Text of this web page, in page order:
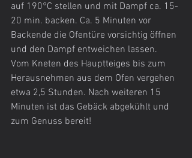
auf 190°C stellen und mit Dampf ca. 15-
20 min. backen. Ca. 5 Minuten vor
Backende die Ofentüre vorsichtig öffnen
und den Dampf entweichen lassen.
Vom Kneten des Hauptteiges bis zum
Herausnehmen aus dem Ofen vergehen
etwa 2,5 Stunden. Nach weiteren 15
Minuten ist das Gebäck abgekühlt und
zum Genuss bereit!